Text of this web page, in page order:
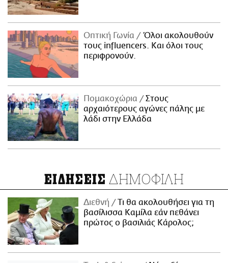
Οπτική Γωνία
Όλοι ακολουθούν
τους influencers. Και όλοι τους
περιφρονούν.
Πομακοχώρια
Στους
αρχαιότερους αγώνες πάλης με
λάδι στην Ελλάδα
ΕΙΔΗΣΕΙΣ ΔΗΜΟΦΙΛΗ
Διεθνή
Τι θα ακολουθήσει για τη
βασίλισσα Καμίλα εάν πεθάνει
πρώτος ο βασιλιάς Κάρολος;